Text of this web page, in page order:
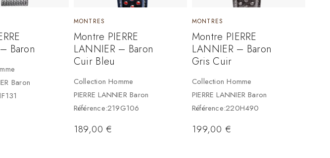
Baron
Baron
MONTRES
Montre PIERRE
LANNIER – Baron
Cuir Bleu
Collection Homme
PIERRE LANNIER Baron
Référence:219G106
189,00€
MONTRES
Montre PIERRE
LANNIER – Baron
Gris Cuir
Collection Homme
PIERRE LANNIER Baron
Référence:220H490
199,00 €